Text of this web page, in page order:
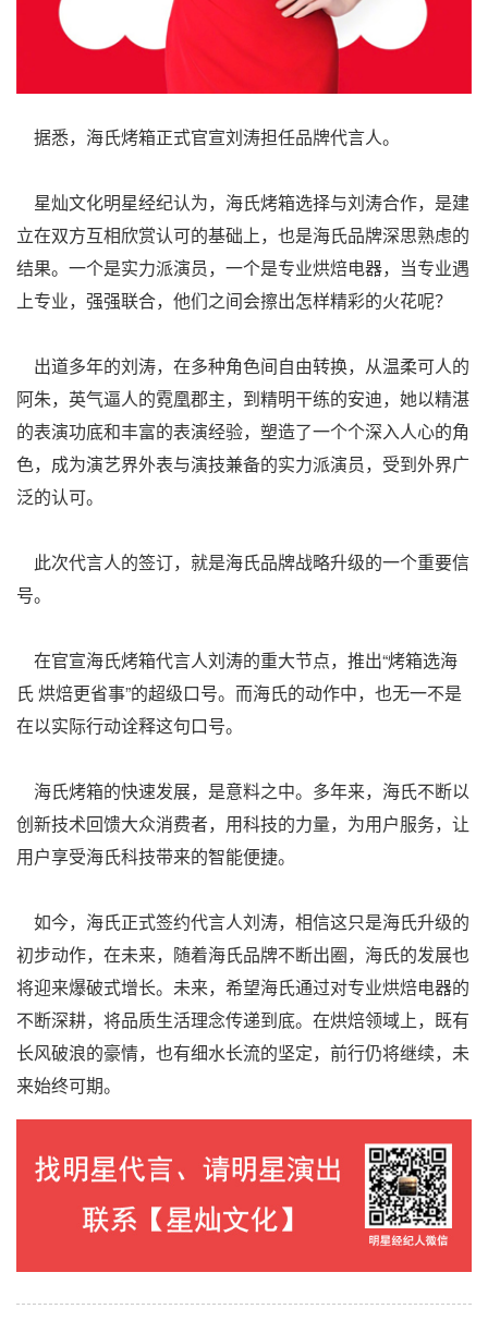
据悉，海氏烤箱正式官宣刘涛担任品牌代言人。
星灿文化明星经纪认为，海氏烤箱选择与刘涛合作，是建
立在双方互相欣赏认可的基础上，也是海氏品牌深思熟虑的
结果。一个是实力派演员，一个是专业烘焙电器，当专业遇
上专业，强强联合，他们之间会擦出怎样精彩的火花呢？
出道多年的刘涛，在多种角色间自由转换，从温柔可人的
阿朱，英气逼人的霓凰郡主，到精明干练的安迪，她以精湛
的表演功底和丰富的表演经验，塑造了一个个深入人心的角
色，成为演艺界外表与演技兼备的实力派演员，受到外界广
泛的认可。
此次代言人的签订，就是海氏品牌战略升级的一个重要信
号。
在官宣海氏烤箱代言人刘涛的重大节点，推出“烤箱选海
氏 烘焙更省事”的超级口号。而海氏的动作中，也无一不是
在以实际行动诠释这句口号。
海氏烤箱的快速发展，是意料之中。多年来，海氏不断以
创新技术回馈大众消费者，用科技的力量，为用户服务，让
用户享受海氏科技带来的智能便捷。
如今，海氏正式签约代言人刘涛，相信这只是海氏升级的
初步动作，在未来，随着海氏品牌不断出圈，海氏的发展也
将迎来爆破式增长。未来，希望海氏通过对专业烘焙电器的
不断深耕，将品质生活理念传递到底。在烘焙领域上，既有
长风破浪的豪情，也有细水长流的坚定，前行仍将继续，未
来始终可期。